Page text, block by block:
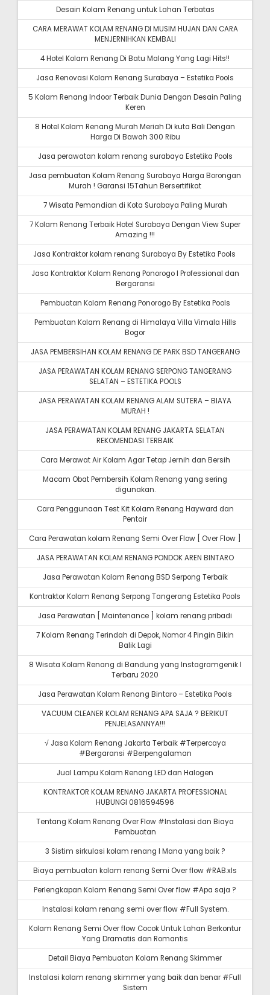
Desain Kolam Renang untuk Lahan Terbatas
CARA MERAWAT KOLAM RENANG DI MUSIM HUJAN DAN CARA
MENJERNIHKAN KEMBALI
4 Hotel Kolam Renang Di Batu Malang Yang Lagi Hits!!
Jasa Renovasi Kolam Renang Surabaya – Estetika Pools
5 Kolam Renang Indoor Terbaik Dunia Dengan Desain Paling
Keren
8 Hotel Kolam Renang Murah Meriah Di kuta Bali Dengan
Harga Di Bawah 300 Ribu
Jasa perawatan kolam renang surabaya Estetika Pools
Jasa pembuatan Kolam Renang Surabaya Harga Borongan
Murah ! Garansi 15Tahun Bersertifikat
7 Wisata Pemandian di Kota Surabaya Paling Murah
7 Kolam Renang Terbaik Hotel Surabaya Dengan View Super
Amazing !!!
Jasa Kontraktor kolam renang Surabaya By Estetika Pools
Jasa Kontraktor Kolam Renang Ponorogo I Professional dan
Bergaransi
Pembuatan Kolam Renang Ponorogo By Estetika Pools
Pembuatan Kolam Renang di Himalaya Villa Vimala Hills
Bogor
JASA PEMBERSIHAN KOLAM RENANG DE PARK BSD TANGERANG
JASA PERAWATAN KOLAM RENANG SERPONG TANGERANG
SELATAN – ESTETIKA POOLS
JASA PERAWATAN KOLAM RENANG ALAM SUTERA – BIAYA
MURAH !
JASA PERAWATAN KOLAM RENANG JAKARTA SELATAN
REKOMENDASI TERBAIK
Cara Merawat Air Kolam Agar Tetap Jernih dan Bersih
Macam Obat Pembersih Kolam Renang yang sering
digunakan.
Cara Penggunaan Test Kit Kolam Renang Hayward dan
Pentair
Cara Perawatan kolam Renang Semi Over Flow [ Over Flow ]
JASA PERAWATAN KOLAM RENANG PONDOK AREN BINTARO
Jasa Perawatan Kolam Renang BSD Serpong Terbaik
Kontraktor Kolam Renang Serpong Tangerang Estetika Pools
Jasa Perawatan [ Maintenance ] kolam renang pribadi
7 Kolam Renang Terindah di Depok, Nomor 4 Pingin Bikin
Balik Lagi
8 Wisata Kolam Renang di Bandung yang Instagramgenik I
Terbaru 2020
Jasa Perawatan Kolam Renang Bintaro – Estetika Pools
VACUUM CLEANER KOLAM RENANG APA SAJA ? BERIKUT
PENJELASANNYA!!!
√ Jasa Kolam Renang Jakarta Terbaik #Terpercaya
#Bergaransi #Berpengalaman
Jual Lampu Kolam Renang LED dan Halogen
KONTRAKTOR KOLAM RENANG JAKARTA PROFESSIONAL
HUBUNGI 0816594596
Tentang Kolam Renang Over Flow #Instalasi dan Biaya
Pembuatan
3 Sistim sirkulasi kolam renang I Mana yang baik ?
Biaya pembuatan kolam renang Semi Over flow #RAB.xls
Perlengkapan Kolam Renang Semi Over flow #Apa saja ?
Instalasi kolam renang semi over flow #Full System.
Kolam Renang Semi Over flow Cocok Untuk Lahan Berkontur
Yang Dramatis dan Romantis
Detail Biaya Pembuatan Kolam Renang Skimmer
Instalasi kolam renang skimmer yang baik dan benar #Full
Sistem